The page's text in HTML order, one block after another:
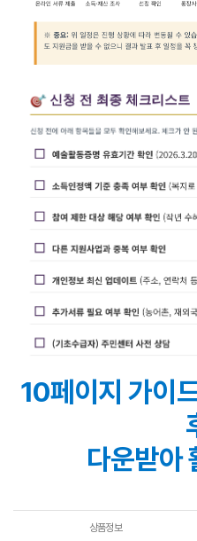
10페이지 가이
다운받아
상품정보